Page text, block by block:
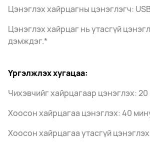
Цэнэглэх хайрцагны цэнэглэгч:
Цэнэглэх хайрцаг нь утасгүй
дэмждэг.*
Үргэлжлэх хугацаа:
Чихэвчийг хайрцагаар цэнэглэх:
Хоосон хайрцагаа цэнэглэх: 40
Хоосон хайрцагаа утасгүй